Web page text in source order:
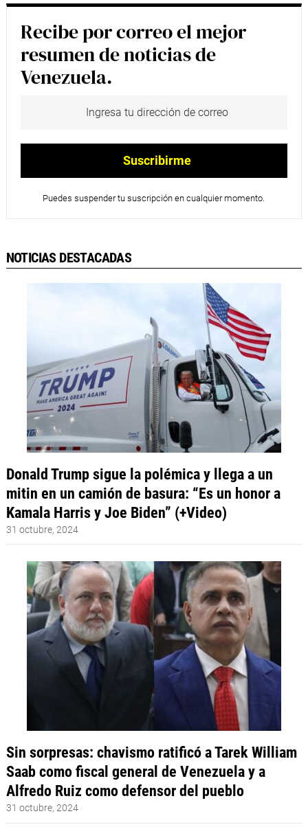
Recibe por correo el mejor
resumen de noticias de
Venezuela.
Puedes suspender tu suscripción en cualquier momento.
NOTICIAS DESTACADAS
Donald Trump sigue la polémica y llega a un
mitin en un camión de basura: “Es un honor a
Kamala Harris y Joe Biden” (+Video)
31 octubre, 2024
Sin sorpresas: chavismo ratificó a Tarek William
Saab como fiscal general de Venezuela y a
Alfredo Ruiz como defensor del pueblo
31 octubre, 2024